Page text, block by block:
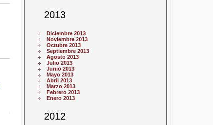
2013
Diciembre 2013
Noviembre 2013
Octubre 2013
Septiembre 2013
Agosto 2013
Julio 2013
Junio 2013
Mayo 2013
Abril 2013
Marzo 2013
Febrero 2013
Enero 2013
2012